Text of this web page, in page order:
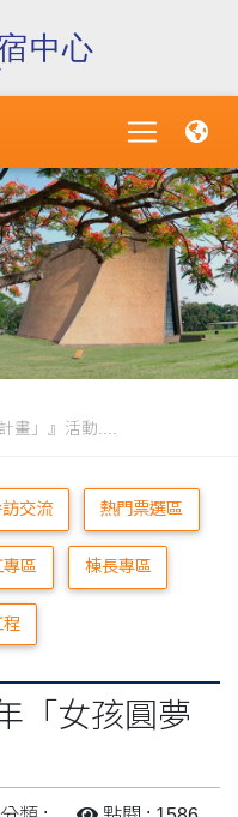
畫」』活動....
交流 熱門票選區
專區 棟長專區
「女孩圓夢